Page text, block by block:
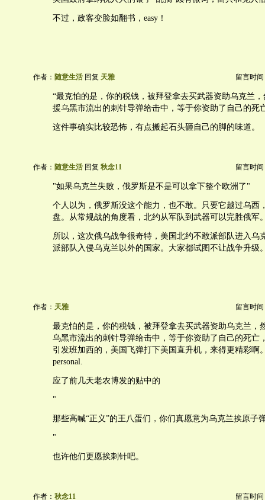
不过，政客变脸如翻书，easy！
作者： 随意生活 回复 天雅 留言时间
“最克怕的是，你的税钱，被拜登拿去买武器资助乌克兰
援乌黑市流出的刺针导弹给击中，等于你资助了自己的死
这件事确实比较恐怖，有点搬起石头砸自己的脚的味道。
作者： 随意生活 回复 秋念11 留言时间
"如果乌克兰失败，俄罗斯是不是可以拿下整个欧洲了"
个人以为，俄罗斯没这个能力，也不敢。只要它越过乌西
盘。从常规战的角度看，北约从军队到武器可以完胜俄军
所以，这次俄乌战争很奇特，美国北约不敢派部队进入乌
派部队入侵乌克兰以外的国家。大家都试图不让战争升级
作者： 天雅 留言时间
最克怕的是，你的税钱，被拜登拿去买武器资助乌克兰，
乌黑市流出的刺针导弹给击中，等于你资助了自己的死亡
引发班加西的，美国飞弹打下美国直升机，来得更精彩啊
personal.
应了前几天老农博发的贴中的
"
那些高喊“正义”的王八蛋们，你们真愿意为乌克兰挨原子
"
也许他们更愿挨刺针吧。
作者： 秋念11 留言时间